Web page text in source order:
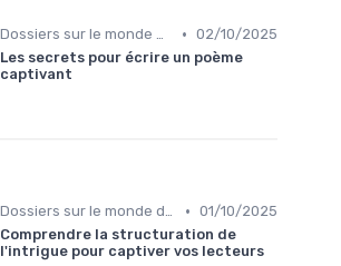
Dossiers sur le monde de l'édition • 02/10/2025
Les secrets pour écrire un poème
captivant
Dossiers sur le monde de l'édition • 01/10/2025
Comprendre la structuration de
l'intrigue pour captiver vos lecteurs